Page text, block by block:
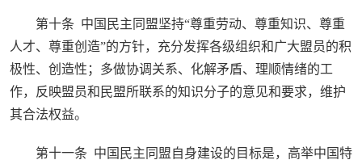
第十条 中国民主同盟坚持“尊重劳动、尊重知识、尊重
人才、尊重创造”的方针，充分发挥各级组织和广大盟员的积
极性、创造性；多做协调关系、化解矛盾、理顺情绪的工
作，反映盟员和民盟所联系的知识分子的意见和要求，维护
其合法权益。
第十一条 中国民主同盟自身建设的目标是，高举中国特